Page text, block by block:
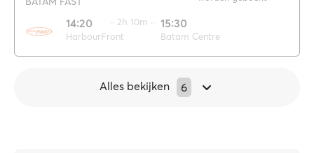
14:20
HarbourFront
·· 2h 10m ·· 15:30
Batam Centre
Alles bekijken 6